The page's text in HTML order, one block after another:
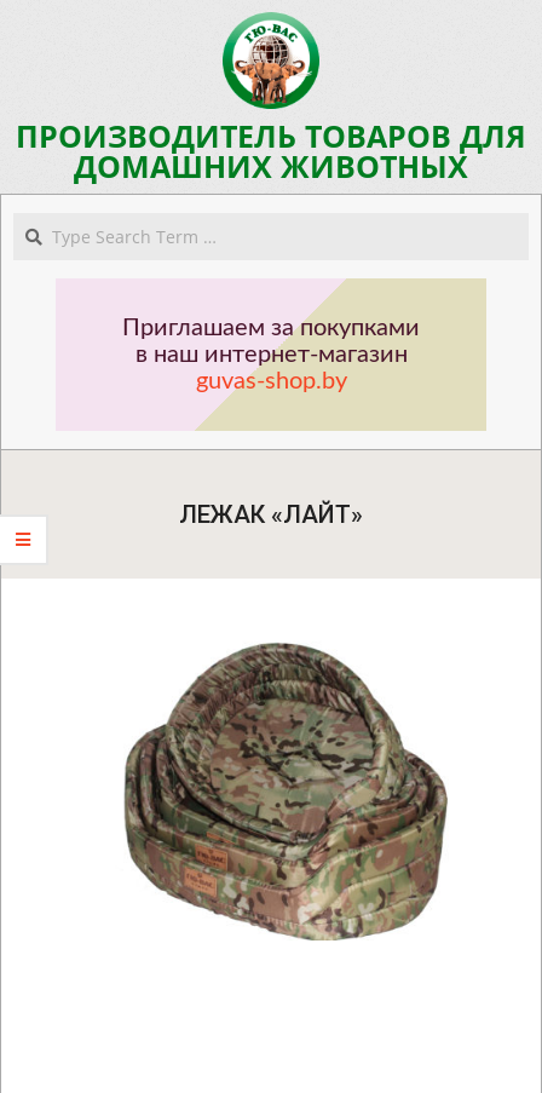
ПРОИЗВОДИТЕЛЬ ТОВАРОВ ДЛЯ
ДОМАШНИХ ЖИВОТНЫХ
Menu
Search
Приглашаем за покупками
в наш интернет-магазин
guvas-shop.by
ЛЕЖАК «ЛАЙТ»